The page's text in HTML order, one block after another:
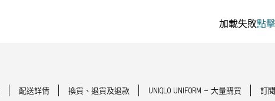
加載失敗點
配送詳情 換貨、退貨及退款 UNIQLO UNIFORM - 大量購買 訂